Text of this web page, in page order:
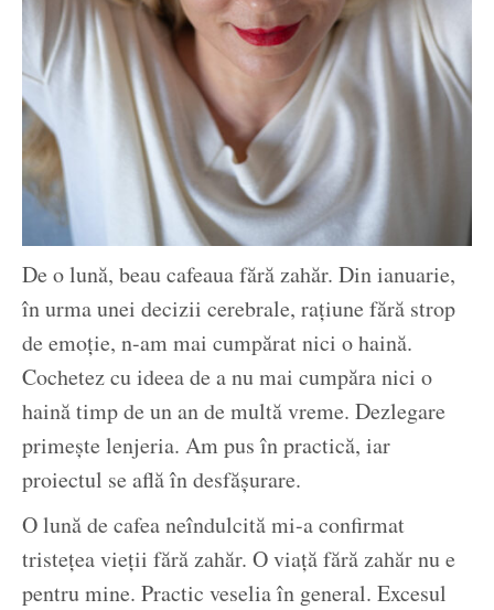
De o lună, beau cafeaua fără zahăr. Din ianuarie,
în urma unei decizii cerebrale, rațiune fără strop
de emoție, n-am mai cumpărat nici o haină.
Cochetez cu ideea de a nu mai cumpăra nici o
haină timp de un an de multă vreme. Dezlegare
primește lenjeria. Am pus în practică, iar
proiectul se află în desfășurare.
O lună de cafea neîndulcită mi-a confirmat
tristețea vieții fără zahăr. O viață fără zahăr nu e
pentru mine. Practic veselia în general. Excesul